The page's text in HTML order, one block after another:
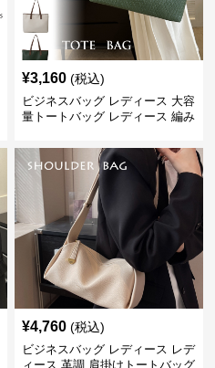
¥3,160 (税込)
ビジネスバッグ レディース 大容
量トートバッグ レディース 編み
¥4,760 (税込)
ビジネスバッグ レディース レデ
ィース 革調 肩掛けトートバッグ